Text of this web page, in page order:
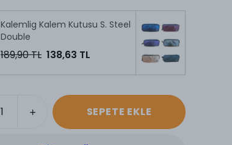
Kalemlig Kalem Kutusu S. Steel
Double
189,90 TL 138,63 TL
SEPETE EKLE